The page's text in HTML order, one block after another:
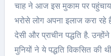
चाह ने आज इस मुकाम पर
भरोसे लोग अपना इलाज करा रहे
देसी और प्राचीन पद्धति है.
मुनियों ने ये पद्धति विकसित की